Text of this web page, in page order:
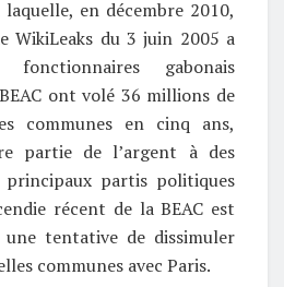
en décembre 2010,
WikiLeaks du 3 juin 2005 a
gabonais
ont volé 36 millions de
communes en cinq ans,
partie de l’argent à des
principaux partis politiques
récent de la BEAC est
tentative de dissimuler
communes avec Paris.